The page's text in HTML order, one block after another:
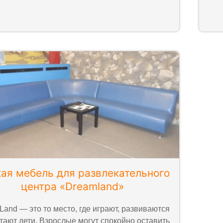
мебель для развлекательного
центра «Dreamland»
— это то место, где играют, развиваются
дети. Взрослые могут спокойно оставить